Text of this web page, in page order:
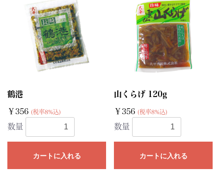
鶴港
￥356 (税率8%込)
数量
カートに入れる
山くらげ 120g
￥356 (税率8%込)
数量
カートに入れる